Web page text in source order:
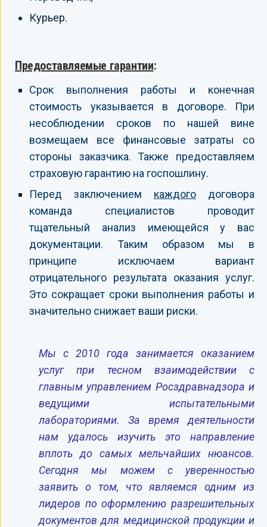
Курьер.
Предоставляемые гарантии:
Срок выполнения работы и конечная
стоимость указывается в договоре. При
несоблюдении сроков по нашей вине
возмещаем все финансовые затраты со
стороны заказчика. Также предоставляем
страховую гарантию на госпошлину.
Перед заключением каждого договора
команда специалистов проводит
тщательный анализ имеющейся у вас
документации. Таким образом мы в
принципе исключаем вариант
отрицательного результата оказания услуг.
Это сокращает сроки выполнения работы и
значительно снижает ваши риски.
Мы с 2010 года занимается оказанием
услуг при тесном взаимодействии с
главным управлением Росздравнадзора и
ведущими испытательными
лабораториями. За время деятельности
нам удалось изучить это направление
вплоть до самых мельчайших нюансов.
Сегодня мы можем с уверенностью
заявить о том, что являемся одним из
лидеров по оформлению разрешительных
документов для медицинской продукции и